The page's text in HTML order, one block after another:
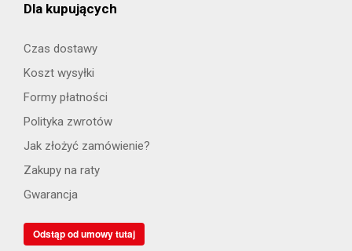
Dla kupujących
Czas dostawy
Koszt wysyłki
Formy płatności
Polityka zwrotów
Jak złożyć zamówienie?
Zakupy na raty
Gwarancja
Odstąp od umowy tutaj